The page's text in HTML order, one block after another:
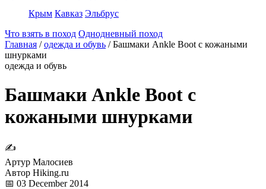
Крым Кавказ Эльбрус
Что взять в поход Однодневный поход
Главная / одежда и обувь / Башмаки Ankle Boot с кожаными
шнурками
одежда и обувь
Башмаки Ankle Boot с
кожаными шнурками
✍
Артур Малосиев
Автор Hiking.ru
📅 03 December 2014